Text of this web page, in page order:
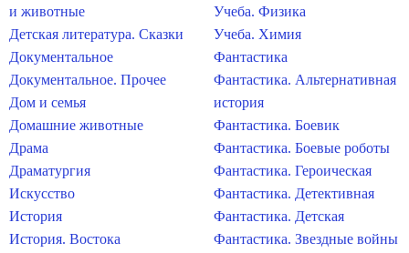
и животные
Детская литература. Сказки
Документальное
Документальное. Прочее
Дом и семья
Домашние животные
Драма
Драматургия
Искусство
История
История. Востока
Учеба. Физика
Учеба. Химия
Фантастика
Фантастика. Альтернативная
история
Фантастика. Боевик
Фантастика. Боевые роботы
Фантастика. Героическая
Фантастика. Детективная
Фантастика. Детская
Фантастика. Звездные войны